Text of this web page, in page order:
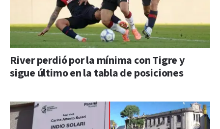
River perdió por la mínima con Tigre y
sigue último en la tabla de posiciones